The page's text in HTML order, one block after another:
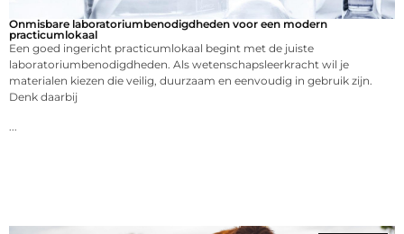
Onmisbare laboratoriumbenodigdheden voor een modern
practicumlokaal
Een goed ingericht practicumlokaal begint met de juiste
laboratoriumbenodigdheden. Als wetenschapsleerkracht wil je
materialen kiezen die veilig, duurzaam en eenvoudig in gebruik zijn.
Denk daarbij